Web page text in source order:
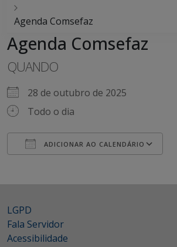
Agenda Comsefaz
Agenda Comsefaz
QUANDO
28 de outubro de 2025
Todo o dia
ADICIONAR AO CALENDÁRIO
LGPD
Fala Servidor
Acessibilidade